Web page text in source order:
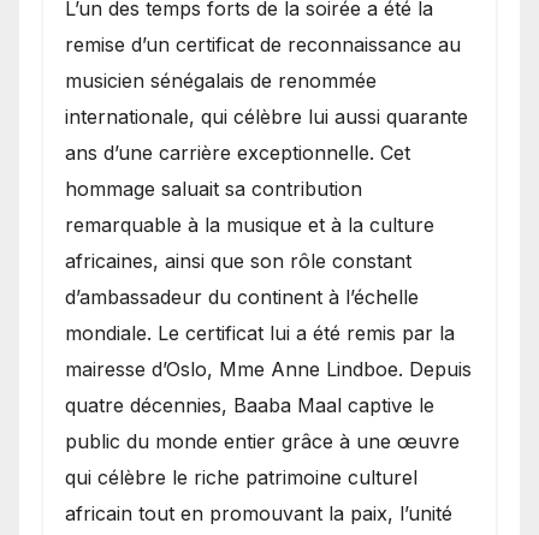
​L’un des temps forts de la soirée a été la
remise d’un certificat de reconnaissance au
musicien sénégalais de renommée
internationale, qui célèbre lui aussi quarante
ans d’une carrière exceptionnelle. Cet
hommage saluait sa contribution
remarquable à la musique et à la culture
africaines, ainsi que son rôle constant
d’ambassadeur du continent à l’échelle
mondiale. Le certificat lui a été remis par la
mairesse d’Oslo, Mme Anne Lindboe. Depuis
quatre décennies, Baaba Maal captive le
public du monde entier grâce à une œuvre
qui célèbre le riche patrimoine culturel
africain tout en promouvant la paix, l’unité